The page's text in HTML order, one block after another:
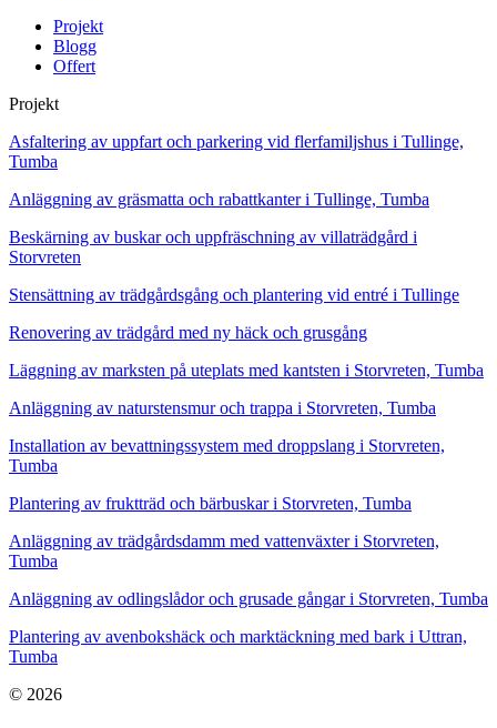
Projekt
Blogg
Offert
Projekt
Asfaltering av uppfart och parkering vid flerfamiljshus i Tullinge,
Tumba
Anläggning av gräsmatta och rabattkanter i Tullinge, Tumba
Beskärning av buskar och uppfräschning av villaträdgård i
Storvreten
Stensättning av trädgårdsgång och plantering vid entré i Tullinge
Renovering av trädgård med ny häck och grusgång
Läggning av marksten på uteplats med kantsten i Storvreten, Tumba
Anläggning av naturstensmur och trappa i Storvreten, Tumba
Installation av bevattningssystem med droppslang i Storvreten,
Tumba
Plantering av fruktträd och bärbuskar i Storvreten, Tumba
Anläggning av trädgårdsdamm med vattenväxter i Storvreten,
Tumba
Anläggning av odlingslådor och grusade gångar i Storvreten, Tumba
Plantering av avenbokshäck och marktäckning med bark i Uttran,
Tumba
© 2026